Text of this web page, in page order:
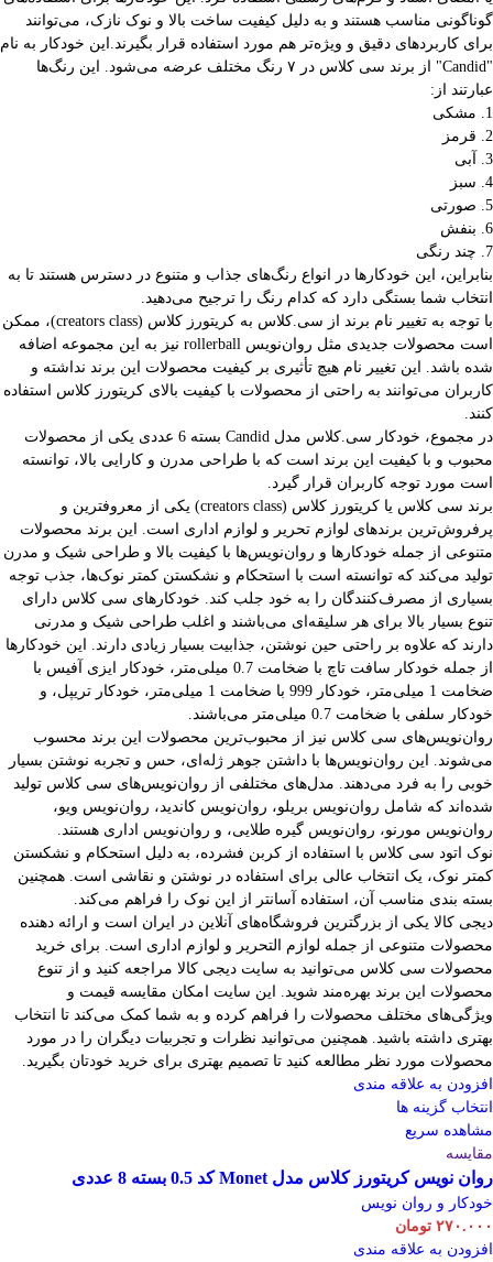
گوناگونی مناسب هستند و به دلیل کیفیت ساخت بالا و نوک نازک، می‌توانند
برای کاربردهای دقیق و ویژه‌تر هم مورد استفاده قرار بگیرند.این خودکار به نام
"Candid" از برند سی کلاس در ۷ رنگ مختلف عرضه می‌شود. این رنگ‌ها
عبارتند از:
1. مشکی
2. قرمز
3. آبی
4. سبز
5. صورتی
6. بنفش
7. چند رنگی
بنابراین، این خودکارها در انواع رنگ‌های جذاب و متنوع در دسترس هستند تا به
انتخاب شما بستگی دارد که کدام رنگ را ترجیح می‌دهید.
با توجه به تغییر نام برند از سی.کلاس به کریتورز کلاس (creators class)، ممکن
است محصولات جدیدی مثل روان‌نویس rollerball نیز به این مجموعه اضافه
شده باشد. این تغییر نام هیچ تأثیری بر کیفیت محصولات این برند نداشته و
کاربران می‌توانند به راحتی از محصولات با کیفیت بالای کریتورز کلاس استفاده
کنند.
در مجموع، خودکار سی.کلاس مدل Candid بسته 6 عددی یکی از محصولات
محبوب و با کیفیت این برند است که با طراحی مدرن و کارایی بالا، توانسته
است مورد توجه کاربران قرار گیرد.
برند سی کلاس یا کریتورز کلاس (creators class) یکی از معروفترین و
پرفروش‌ترین برندهای لوازم تحریر و لوازم اداری است. این برند محصولات
متنوعی از جمله خودکارها و روان‌نویس‌ها با کیفیت بالا و طراحی شیک و مدرن
تولید می‌کند که توانسته است با استحکام و نشکستن کمتر نوک‌ها، جذب توجه
بسیاری از مصرف‌کنندگان را به خود جلب کند. خودکارهای سی کلاس دارای
تنوع بسیار بالا برای هر سلیقه‌ای می‌باشند و اغلب طراحی شیک و مدرنی
دارند که علاوه بر راحتی حین نوشتن، جذابیت بسیار زیادی دارند. این خودکارها
از جمله خودکار سافت تاچ با ضخامت 0.7 میلی‌متر، خودکار ایزی آفیس با
ضخامت 1 میلی‌متر، خودکار 999 با ضخامت 1 میلی‌متر، خودکار تریپل، و
خودکار سلفی با ضخامت 0.7 میلی‌متر می‌باشند.
روان‌نویس‌های سی کلاس نیز از محبوب‌ترین محصولات این برند محسوب
می‌شوند. این روان‌نویس‌ها با داشتن جوهر ژله‌ای، حس و تجربه نوشتن بسیار
خوبی را به فرد می‌دهند. مدل‌های مختلفی از روان‌نویس‌های سی کلاس تولید
شده‌اند که شامل روان‌نویس بریلو، روان‌نویس کاندید، روان‌نویس ویو،
روان‌نویس مورنو، روان‌نویس گیره طلایی، و روان‌نویس اداری هستند.
نوک اتود سی کلاس با استفاده از کربن فشرده، به دلیل استحکام و نشکستن
کمتر نوک، یک انتخاب عالی برای استفاده در نوشتن و نقاشی است. همچنین
بسته بندی مناسب آن، استفاده آسانتر از این نوک را فراهم می‌کند.
دیجی کالا یکی از بزرگترین فروشگاه‌های آنلاین در ایران است و ارائه دهنده
محصولات متنوعی از جمله لوازم التحریر و لوازم اداری است. برای خرید
محصولات سی کلاس می‌توانید به سایت دیجی کالا مراجعه کنید و از تنوع
محصولات این برند بهره‌مند شوید. این سایت امکان مقایسه قیمت و
ویژگی‌های مختلف محصولات را فراهم کرده و به شما کمک می‌کند تا انتخاب
بهتری داشته باشید. همچنین می‌توانید نظرات و تجربیات دیگران را در مورد
محصولات مورد نظر مطالعه کنید تا تصمیم بهتری برای خرید خودتان بگیرید.
افزودن به علاقه مندی
انتخاب گزینه ها
مشاهده سریع
مقایسه
روان نویس کریتورز کلاس مدل Monet کد 0.5 بسته 8 عددی
خودکار و روان نویس
۲۷۰.۰۰۰ تومان
افزودن به علاقه مندی